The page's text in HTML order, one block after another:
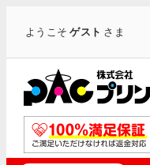
ようこそゲスト さま